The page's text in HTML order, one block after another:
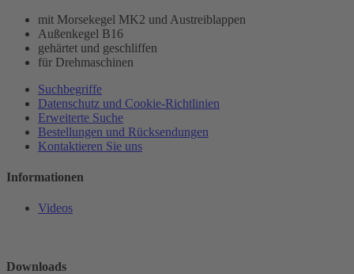
mit Morsekegel MK2 und Austreiblappen
Außenkegel B16
gehärtet und geschliffen
für Drehmaschinen
Suchbegriffe
Datenschutz und Cookie-Richtlinien
Erweiterte Suche
Bestellungen und Rücksendungen
Kontaktieren Sie uns
Informationen
Videos
Downloads